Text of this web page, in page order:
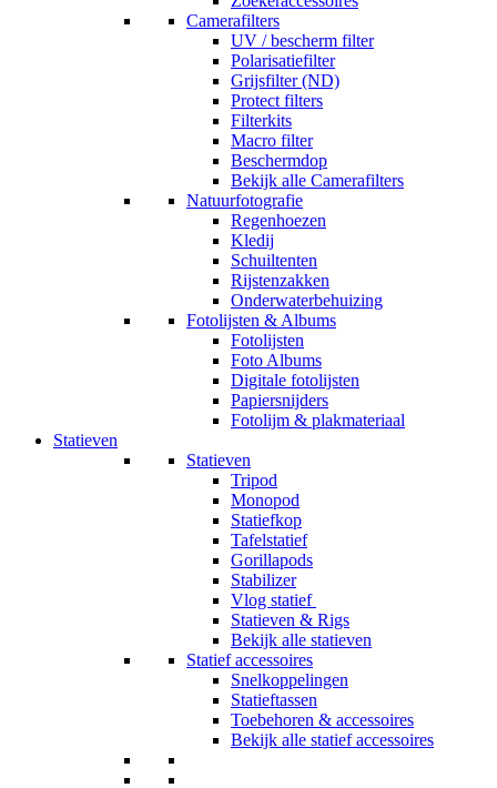
Camerafilters
UV / bescherm filter
Polarisatiefilter
Grijsfilter (ND)
Protect filters
Filterkits
Macro filter
Beschermdop
Bekijk alle Camerafilters
Natuurfotografie
Regenhoezen
Kledij
Schuiltenten
Rijstenzakken
Onderwaterbehuizing
Fotolijsten & Albums
Fotolijsten
Foto Albums
Digitale fotolijsten
Papiersnijders
Fotolijm & plakmateriaal
Statieven
Statieven
Tripod
Monopod
Statiefkop
Tafelstatief
Gorillapods
Stabilizer
Vlog statief
Statieven & Rigs
Bekijk alle statieven
Statief accessoires
Snelkoppelingen
Statieftassen
Toebehoren & accessoires
Bekijk alle statief accessoires